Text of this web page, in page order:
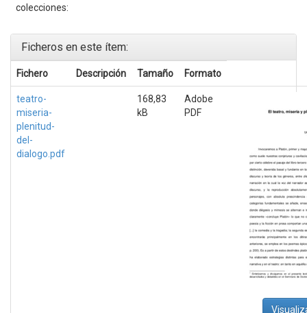
colecciones:
Ficheros en este ítem:
Fichero Descripción Tamaño Formato
teatro-
miseria-
plenitud-
del-
dialogo.pdf
168,83
kB
Adobe
PDF